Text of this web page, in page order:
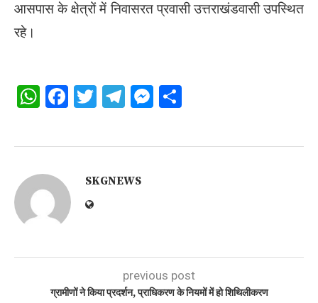
आसपास के क्षेत्रों में निवासरत प्रवासी उत्तराखंडवासी उपस्थित
रहे।
WhatsApp
Facebook
Twitter
Telegram
Messenger
SKGNEWS
previous post
ग्रामीणों ने किया प्रदर्शन, प्राधिकरण के नियमों में हो शिथिलीकरण